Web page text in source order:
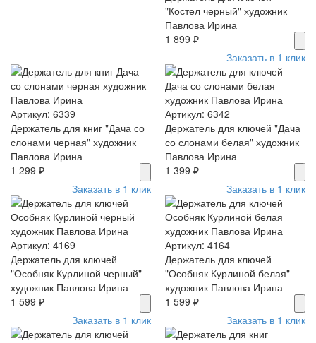
"Костел черный" художник
Павлова Ирина
1 899 ₽
Заказать в 1 клик
Артикул: 6339
Держатель для книг "Дача со
слонами черная" художник
Павлова Ирина
1 299 ₽
Заказать в 1 клик
Артикул: 6342
Держатель для ключей "Дача
со слонами белая" художник
Павлова Ирина
1 399 ₽
Заказать в 1 клик
Артикул: 4169
Держатель для ключей
"Особняк Курлиной черный"
художник Павлова Ирина
1 599 ₽
Заказать в 1 клик
Артикул: 4164
Держатель для ключей
"Особняк Курлиной белая"
художник Павлова Ирина
1 599 ₽
Заказать в 1 клик